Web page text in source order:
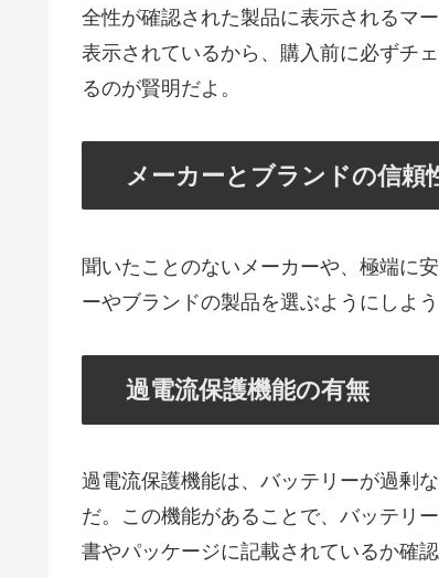
全性が確認された製品に表示されるマ
表示されているから、購入前に必ずチ
るのが賢明だよ。
メーカーとブランドの信頼
聞いたことのないメーカーや、極端に
ーやブランドの製品を選ぶようにしよ
過電流保護機能の有無
過電流保護機能は、バッテリーが過剰
だ。この機能があることで、バッテリ
書やパッケージに記載されているか確認